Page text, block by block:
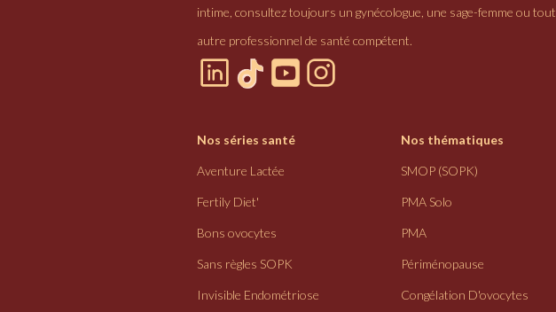
intime, consultez toujours un gynécologue, une sage-femme ou tout
autre professionnel de santé compétent.
Nos séries santé
Aventure Lactée
Fertily Diet'
Bons ovocytes
Sans règles SOPK
Invisible Endométriose
Nos thématiques
SMOP (SOPK)
PMA Solo
PMA
Périménopause
Congélation D'ovocytes